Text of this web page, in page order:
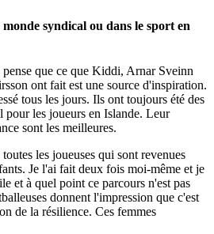
syndical ou dans le sport en
que ce que Kiddi, Arnar Sveinn
ont fait est une source d'inspiration.
tous les jours. Ils ont toujours été des
les joueurs en Islande. Leur
sont les meilleures.
les joueuses qui sont revenues
Je l'ai fait deux fois moi-même et je
et à quel point ce parcours n'est pas
donnent l'impression que c'est
de la résilience. Ces femmes